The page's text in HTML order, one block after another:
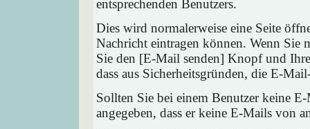
entsprechenden Benutzers.
Dies wird normalerweise eine Seite
Nachricht eintragen können. Wenn
Sie den [E-Mail senden] Knopf und
dass aus Sicherheitsgründen, die E-
Sollten Sie bei einem Benutzer keine
angegeben, dass er keine E-Mails von